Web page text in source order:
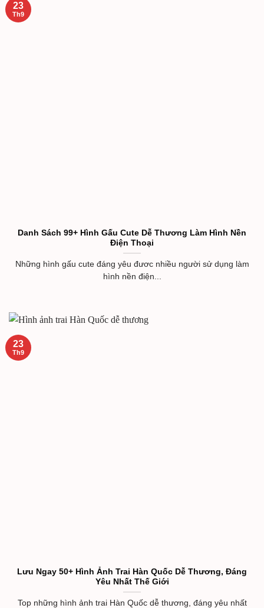
Danh Sách 99+ Hình Gấu Cute Dễ Thương Làm Hình Nền
Điện Thoại
Những hình gấu cute đáng yêu đươc nhiều người sử dụng làm
hình nền điện...
23
Th9
Lưu Ngay 50+ Hình Ảnh Trai Hàn Quốc Dễ Thương, Đáng
Yêu Nhất Thế Giới
Top những hình ảnh trai Hàn Quốc dễ thương, đáng yêu nhất
23
Th9